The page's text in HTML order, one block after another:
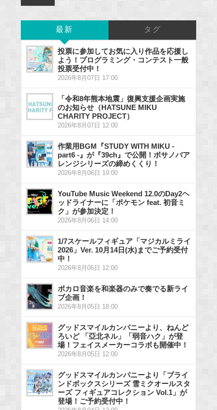
最新 タグ
投票に参加してお気に入り作品を応援し
よう！プログラミング・コンテスト一般
投票受付中！
2026年8月07日 17:00
「令和8年熊本地震」復興支援企画実施
のお知らせ（HATSUNE MIKU
CHARITY PROJECT）
2026年8月07日 12:00
作業用BGM『STUDY WITH MIKU -
part6 -』が『39ch』で公開！ボサノバア
レンジシリーズの締めくくり！
2026年8月06日 19:00
YouTube Music Weekend 12.0のDay2ヘ
ッドライナーに「ポケモン feat. 初音ミ
ク」が参加決定！
2026年8月06日 14:00
1/7スケールフィギュア「マジカルミライ
2026」Ver. 10月14日(水)までご予約受付
中！
2026年8月06日 12:00
ボカロ音楽を和楽器のみで奏でる新ライ
ブ企画！
2026年8月05日 18:00
グッドスマイルカンパニーより、ねんど
ろいど 「亞北ネル」「弱音ハク」が登
場！フェイスメーカーコラボも開催中！
2026年8月05日 12:00
グッドスマイルカンパニーより「ブライ
ンドボックスシリーズ 雪ミクオールスタ
ーズ フィギュアコレクション Vol.1」が
登場！ご予約受付中！